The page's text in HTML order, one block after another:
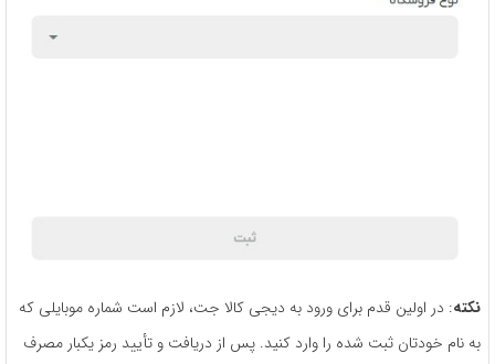
نکته: در اولین قدم برای ورود به دیجی کالا جت، لازم است شماره موبایلی که
به نام خودتان ثبت شده را وارد کنید. پس از دریافت و تأیید رمز یکبار مصرف